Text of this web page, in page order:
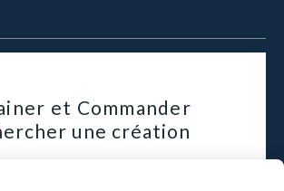
et Commander
une création